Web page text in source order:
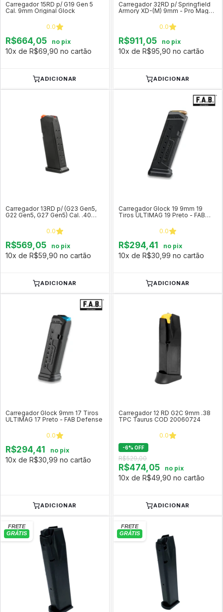
Carregador 15RD p/ G19 Gen 5
Cal. 9mm Original Glock
0.0
R$664,05 no pix
10x de R$69,90 no cartão
ADICIONAR
Carregador 32RD p/ Springfield
Armory XD-(M) 9mm - Pro Mag
0.0
R$911,05 no pix
10x de R$95,90 no cartão
ADICIONAR
Carregador 13RD p/ (G23 Gen5,
G22 Gen5, G27 Gen5) Cal. .40
0.0
R$569,05 no pix
10x de R$59,90 no cartão
ADICIONAR
Carregador Glock 19 9mm 19
Tiros ULTIMAG 19 Preto - FAB
0.0
R$294,41 no pix
10x de R$30,99 no cartão
ADICIONAR
Carregador Glock 9mm 17 Tiros
ULTIMAG 17 Preto - FAB Defense
0.0
R$294,41 no pix
10x de R$30,99 no cartão
ADICIONAR
Carregador 12 RD G2C 9mm .38
TPC Taurus COD 20060724
0.0
-6% OFF
R$529,00
R$474,05 no pix
10x de R$49,90 no cartão
ADICIONAR